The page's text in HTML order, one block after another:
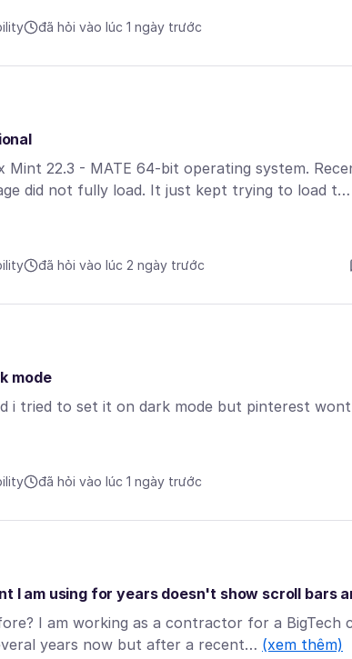
đã hỏi vào lúc 1 ngày trước
Mint 22.3 - MATE 64-bit operating system.
did not fully load. It just kept trying to load t…
đã hỏi vào lúc 2 ngày trước
mode
i tried to set it on dark mode but pinterest
đã hỏi vào lúc 1 ngày trước
I am using for years doesn't show scroll bars
I am working as a contractor for a BigTech
years now but after a recent… (xem thêm)